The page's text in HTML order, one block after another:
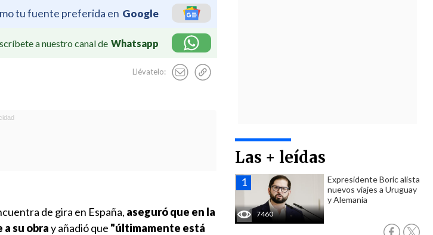
tu fuente preferida en Google
a nuestro canal de Whatsapp
Llévatelo:
Las + leídas
7460
Expresidente Boric alista
nuevos viajes a Uruguay
y Alemania
de gira en España, aseguró que en la
su obray añadió que "últimamente está